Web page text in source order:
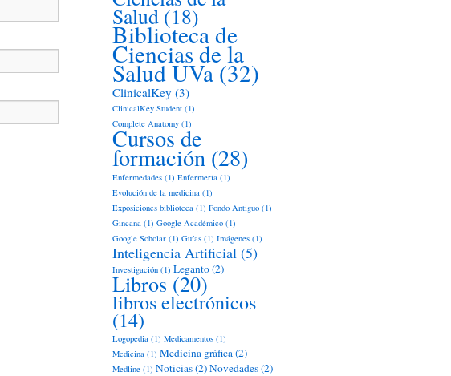
Salud (18)
Biblioteca de
Ciencias de la
Salud UVa(32)
ClinicalKey (3)
ClinicalKey Student (1)
Complete Anatomy (1)
Cursos de
formación (28)
Enfermedades (1) Enfermería (1)
Evolución de la medicina (1)
Exposiciones biblioteca (1) Fondo Antiguo (1)
Gincana (1) Google Académico (1)
Google Scholar (1) Guías (1) Imágenes (1)
Inteligencia Artificial (5)
Investigación (1) Leganto(2)
Libros(20)
libros electrónicos
(14)
Logopedia (1) Medicamentos (1)
Medicina (1) Medicina gráfica(2)
Medline (1) Noticias(2)Novedades(2)